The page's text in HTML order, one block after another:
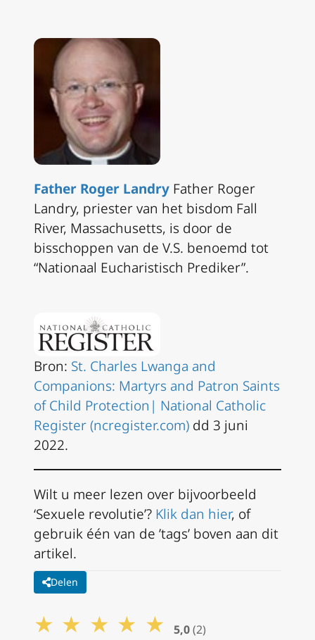
Father Roger Landry Father Roger
Landry, priester van het bisdom Fall
River, Massachusetts, is door de
bisschoppen van de V.S. benoemd tot
“Nationaal Eucharistisch Prediker”.
Bron: St. Charles Lwanga and
Companions: Martyrs and Patron Saints
of Child Protection| National Catholic
Register (ncregister.com) dd 3 juni
2022.
Wilt u meer lezen over bijvoorbeeld
‘Sexuele revolutie’? Klik dan hier, of
gebruik één van de ’tags’ boven aan dit
artikel.
Delen
★ ★ ★ ★ ★ 5,0 (2)